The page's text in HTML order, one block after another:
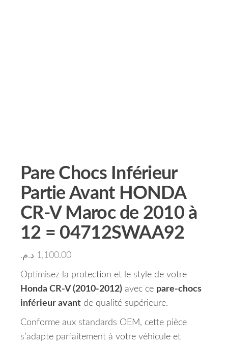
Pare Chocs Inférieur
Partie Avant HONDA
CR-V Maroc de 2010 à
12 = 04712SWAA92
1,100.00 د.م.
Optimisez la protection et le style de votre
Honda CR-V (2010-2012) avec ce pare-chocs
inférieur avant de qualité supérieure.
Conforme aux standards OEM, cette pièce
s’adapte parfaitement à votre véhicule et